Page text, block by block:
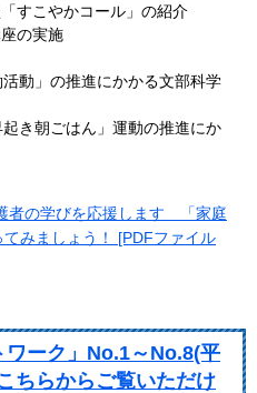
すこやかコール」の紹介
の実施
動」の推進にかかる文部科学
き朝ごはん」運動の推進にか
者の学びを応援します 「家庭
みましょう！ [PDFファイル
ワーク」No.1～No.8(平
ちらからご覧いただけ